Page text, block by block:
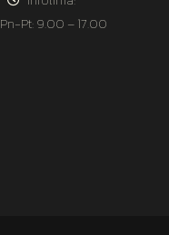
Pn-Pt: 9.00 – 17.00